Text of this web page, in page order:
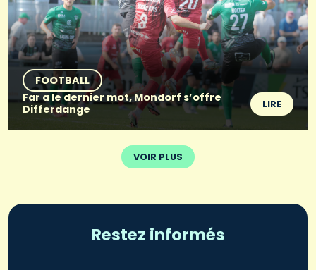
FOOTBALL
Far a le dernier mot, Mondorf s’offre
Differdange
LIRE
VOIR PLUS
Restez informés